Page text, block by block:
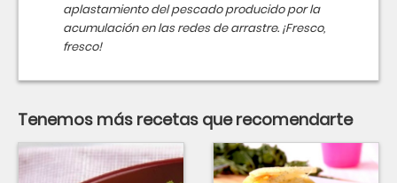
aplastamiento del pescado producido por la
acumulación en las redes de arrastre. ¡Fresco,
fresco!
Tenemos más recetas que recomendarte